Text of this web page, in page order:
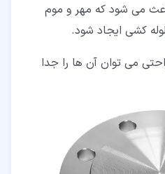
می شود که مهر و موم
کشی ایجاد شود.
می توان آن ها را جدا